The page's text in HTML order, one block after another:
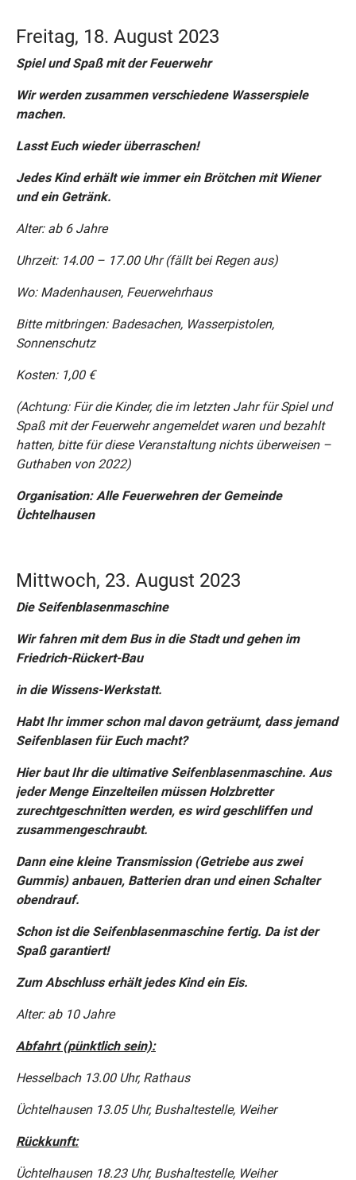
Freitag, 18. August 2023
Spiel und Spaß mit der Feuerwehr
Wir werden zusammen verschiedene Wasserspiele
machen.
Lasst Euch wieder überraschen!
Jedes Kind erhält wie immer ein Brötchen mit Wiener
und ein Getränk.
Alter: ab 6 Jahre
Uhrzeit: 14.00 – 17.00 Uhr (fällt bei Regen aus)
Wo: Madenhausen, Feuerwehrhaus
Bitte mitbringen: Badesachen, Wasserpistolen,
Sonnenschutz
Kosten: 1,00 €
(Achtung: Für die Kinder, die im letzten Jahr für Spiel und
Spaß mit der Feuerwehr angemeldet waren und bezahlt
hatten, bitte für diese Veranstaltung nichts überweisen –
Guthaben von 2022)
Organisation: Alle Feuerwehren der Gemeinde
Üchtelhausen
Mittwoch, 23. August 2023
Die Seifenblasenmaschine
Wir fahren mit dem Bus in die Stadt und gehen im
Friedrich-Rückert-Bau
in die Wissens-Werkstatt.
Habt Ihr immer schon mal davon geträumt, dass jemand
Seifenblasen für Euch macht?
Hier baut Ihr die ultimative Seifenblasenmaschine. Aus
jeder Menge Einzelteilen müssen Holzbretter
zurechtgeschnitten werden, es wird geschliffen und
zusammengeschraubt.
Dann eine kleine Transmission (Getriebe aus zwei
Gummis) anbauen, Batterien dran und einen Schalter
obendrauf.
Schon ist die Seifenblasenmaschine fertig. Da ist der
Spaß garantiert!
Zum Abschluss erhält jedes Kind ein Eis.
Alter: ab 10 Jahre
Abfahrt (pünktlich sein):
Hesselbach 13.00 Uhr, Rathaus
Üchtelhausen 13.05 Uhr, Bushaltestelle, Weiher
Rückkunft:
Üchtelhausen 18.23 Uhr, Bushaltestelle, Weiher